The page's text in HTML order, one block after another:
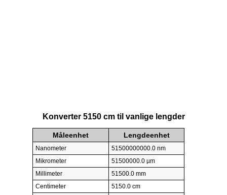
Konverter 5150 cm til vanlige lengder
Måleenhet Lengdeenhet
Nanometer
51500000000.0 nm
Mikrometer
51500000.0 µm
Millimeter
51500.0 mm
Centimeter
5150.0 cm